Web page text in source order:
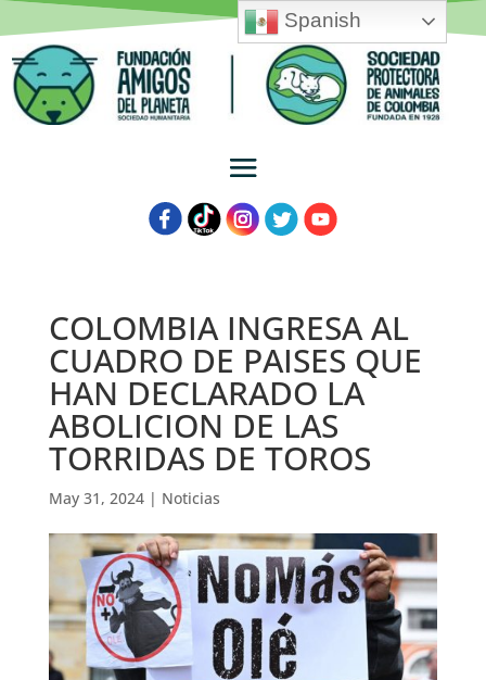
COLOMBIA INGRESA AL
CUADRO DE PAISES QUE
HAN DECLARADO LA
ABOLICION DE LAS
TORRIDAS DE TOROS
May 31, 2024| Noticias
Spanish